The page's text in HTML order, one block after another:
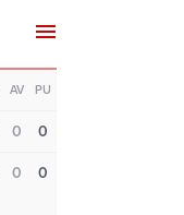
AV PU
0 0
0 0